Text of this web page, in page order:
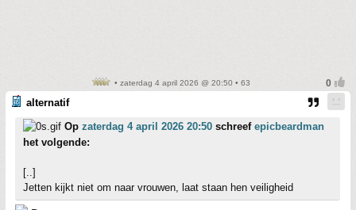
• zaterdag 4 april 2026 @ 20:50 • 63
alternatif
Op zaterdag 4 april 2026 20:50 schreef epicbeardman
het volgende:
[..]
Jetten kijkt niet om naar vrouwen, laat staan hen veiligheid